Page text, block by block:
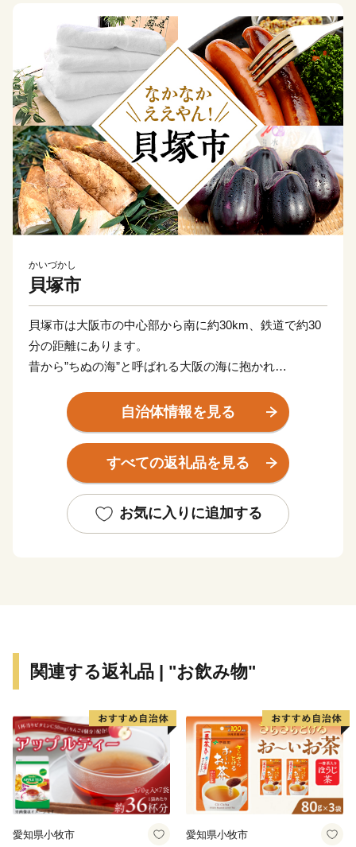
かいづかし
貝塚市
貝塚市は大阪市の中心部から南に約30km、鉄道で約30
分の距離にあります。
昔から”ちぬの海”と呼ばれる大阪の海に抱かれ
本州南限圏の天然記念物ブナ林を育む「和泉葛城山（い
ずみかつらぎさん）」など豊かな自然に囲まれたまち。
千本搗餅つき（せんぼんづきもちつき）で賑わう名刹の
水間寺（みずまでら）や
願泉寺（がんせんじ）を中心に形成された寺内町のまち
なみなど、伝統的な文化を肌で感じることができます。
冬は市内に４か所ある温泉＆温浴施設でまったりほっ
目立たんけどもそこそこ住み良い。 なかなかええや
ん！貝塚市。
---------------------------------------------------------------------------
-----
自治体情報を見る
すべての返礼品を見る
お気に入りに追加する
関連する返礼品 | "お飲み物"
愛知県小牧市 愛知県小牧市